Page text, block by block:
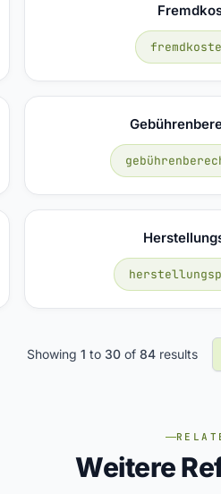
Showing 1 to 30of 84results
Weitere